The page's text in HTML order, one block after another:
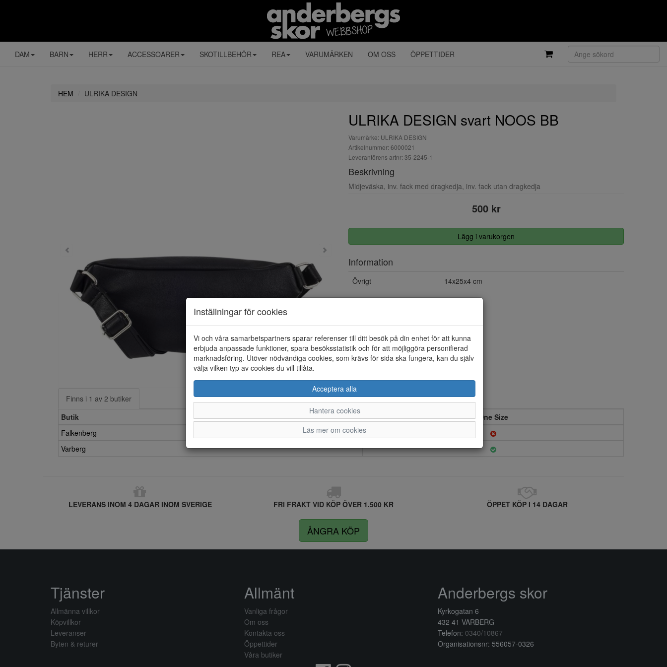
DAM BARN HERR ACCESSOARER SKOTILLBEHÖR REA VARUMÄRKEN OM OSS ÖPPETTIDER
HEM ULRIKA DESIGN
ULRIKA DESIGN svart NOOS BB
Varumärke: ULRIKA DESIGN
Artikelnummer: 6000021
Leverantörens artnr: 35-2245-1
Beskrivning
Midjeväska, inv. fack med dragkedja, inv. fack utan dragkedja
500 kr
Lägg i varukorgen
Information
Övrigt 14x25x4 cm
Finns i 1 av 2 butiker
Butik
One Size
Falkenberg
Varberg
LEVERANS INOM 4 DAGAR INOM SVERIGE FRI FRAKT VID KÖP ÖVER 1.500 KR ÖPPET KÖP I 14 DAGAR
ÅNGRA KÖP
Inställningar för cookies
Vi och våra samarbetspartners sparar referenser till ditt besök på din enhet för att kunna
erbjuda anpassade funktioner, spara besöksstatistik och för att möjliggöra personifierad
marknadsföring. Utöver nödvändiga cookies, som krävs för sida ska fungera, kan du själv
välja vilken typ av cookies du vill tillåta.
Acceptera alla
Hantera cookies
Läs mer om cookies
Tjänster
Allmänna villkor
Köpvillkor
Leveranser
Byten & returer
Allmänt
Vanliga frågor
Om oss
Kontakta oss
Öppettider
Våra butiker
Anderbergs skor
Kyrkogatan 6
432 41 VARBERG
Telefon: 0340/10867
Organisationsnr: 556057-0326